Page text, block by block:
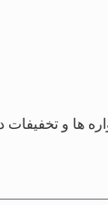
ها و